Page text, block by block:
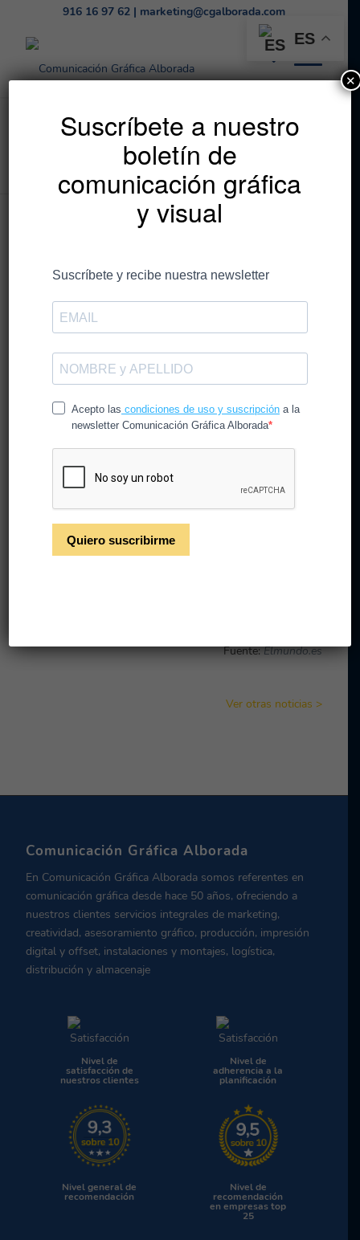
916 16 97 62| marketing@cgalborada.com
El reciclaje, un
compromiso en alza
Durante el 2021 aumenta
el reciclaje un 5,3% de
plástico, metal, papel y
cartón
Cada día la población española se encuentra más
concienciada y comprometida con el reciclaje. Por lo tanto,
según recoge el estudio «Hábitos de la Población Española
espacios para separar los envases.
Además de reciclar más de un 5% frente al año pasado,
cada día lo hacemos mejor. Gracias a ello podemos dar una
segunda vida a multitud de objetos mientras contribuimos
al cuidado del medio ambiente.
Fuente:Elmundo.es
Ver otras noticias >
Comunicación Gráfica Alborada
En Comunicación Gráfica Alborada somos referentes en
comunicación gráfica desde hace 50 años, ofreciendo a
nuestros clientes servicios integrales de marketing,
creatividad, asesoramiento gráfico, producción, impresión
digital y offset, instalaciones y montajes, logística,
distribución y almacenaje
Nivel de
satisfacción de
nuestros clientes
Nivel de
adherencia a la
planificación
Nivel general de
recomendación
Nivel de
recomendación
en empresas top
25
ES
Suscríbete a nuestro
boletín de
comunicación gráfica
y visual
✕